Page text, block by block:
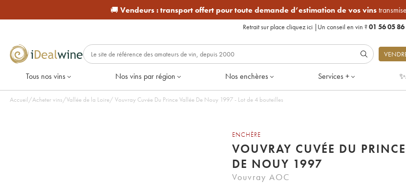
🚚 Vendeurs :transport offert pour toute demande d’estimation de vos vins
Retrait sur place cliquez ici | Un conseil en vin ?01 56 05 86
Tous nos vins Nos vins par région Nos enchères Services + ✨
Accueil/Acheter vins/Vallée de la Loire/ Vouvray Cuvée Du Prince Vallée De Nouy 1997 - Lot de 4 bouteilles
ENCHÈRE
VOUVRAY CUVÉE DU
DE NOUY 1997
Vouvray AOC